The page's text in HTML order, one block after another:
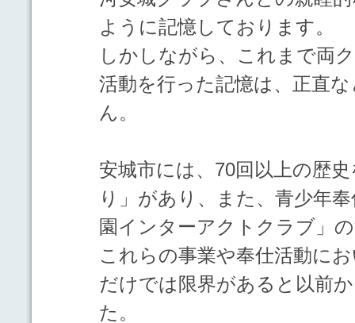
ように記憶しております。
しかしながら、これまで両
活動を行った記憶は、正直
ん。
安城市には、70回以上の歴
り」があり、また、青少年
園インターアクトクラブ」
これらの事業や奉仕活動に
だけでは限界があると以前
た。